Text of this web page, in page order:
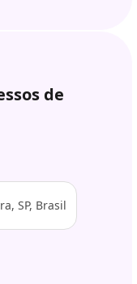
de
SP, Brasil